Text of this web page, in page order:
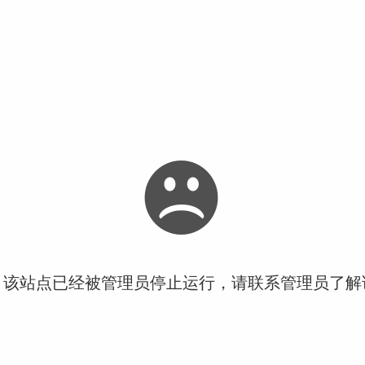
站点已经被管理员停止运行，请联系管理员了